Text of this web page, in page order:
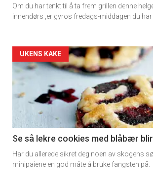
Få ukentlige
Apéritif
rett
Om du har tenkt til å ta frem grillen denne
innendørs ,er gyros fredags-middagen du har
Artikler
detail
-
section
11
Ukens
UKENS KAKE
Se så lekre cookies med blåbær blir
Har du allerede sikret deg noen av skogens
minipaiene en god måte å bruke fangsten på.